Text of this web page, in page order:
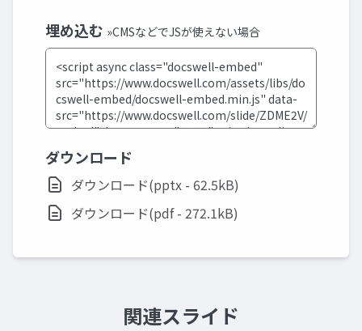
埋め込む »CMSなどでJSが使えない場合
ダウンロード
ダウンロード(pptx - 62.5kB)
ダウンロード(pdf - 272.1kB)
関連スライド